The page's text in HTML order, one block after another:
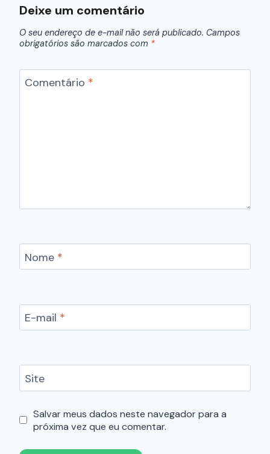
Deixe um comentário
O seu endereço de e-mail não será publicado. Campos
obrigatórios são marcados com *
Comentário *
Nome *
E-mail *
Site
Salvar meus dados neste navegador para a
próxima vez que eu comentar.